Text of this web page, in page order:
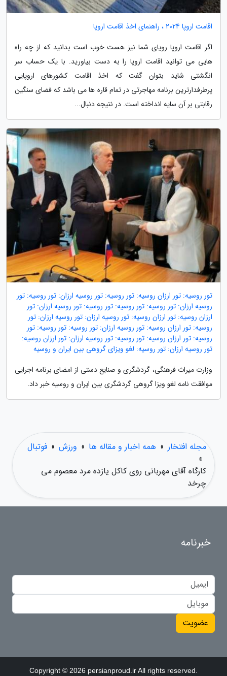
اقامت اروپا 2024 ، راهنمای اخذ اقامت اروپا
اگر اقامت اروپا رویای شما نیز هست خوب است بدانید که از چه راه
هایی می توانید اقامت اروپا را به دست بیاورید. با یک حساب سر
انگشتی شاید بتوان گفت که اخذ اقامت کشورهای اروپایی
پرطرفدارترین برنامه مهاجرتی در تمام قاره ها می باشد که فضای سنگین
رقابتی بر آن سایه انداخته است. در نتیجه دنبال...
تور روسیه: تور ارزان روسیه: تور روسیه: تور روسیه ارزان: تور روسیه: تور
روسیه ارزان: تور روسیه: تور روسیه: تور روسیه: تور روسیه ارزان: تور
ارزان روسیه: تور ارزان روسیه: تور روسیه ارزان: تور روسیه ارزان: تور
روسیه: تور ارزان روسیه: تور روسیه ارزان: تور روسیه: تور روسیه: تور
روسیه: تور ارزان روسیه: تور روسیه: تور روسیه ارزان: تور ارزان روسیه:
تور روسیه ارزان: تور روسیه: لغو ویزای گروهی بین ایران و روسیه
وزارت میراث فرهنگی، گردشگری و صنایع دستی از امضای برنامه اجرایی
موافقت نامه لغو ویزا گروهی گردشگری بین ایران و روسیه خبر داد.
مجله افتخار » همه اخبار و مقاله ها » ورزش » فوتبال
»
کارگاه آقای مهربانی روی کاکل یازده مرد معصوم می
چرخد
خبرنامه
عضویت
Copyright © 2026 persianproud.ir All rights reserved.